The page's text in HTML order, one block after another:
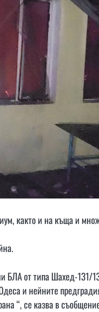
както и на къща и
БЛА от типа Шахед-131/
и нейните
“, се казва в